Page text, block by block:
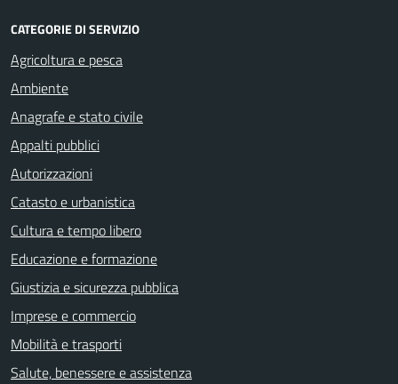
CATEGORIE DI SERVIZIO
Agricoltura e pesca
Ambiente
Anagrafe e stato civile
Appalti pubblici
Autorizzazioni
Catasto e urbanistica
Cultura e tempo libero
Educazione e formazione
Giustizia e sicurezza pubblica
Imprese e commercio
Mobilità e trasporti
Salute, benessere e assistenza